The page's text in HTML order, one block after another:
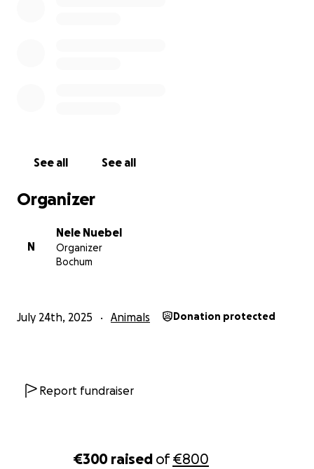
€300 raised of€800
See all See all
Organizer
N
Nele Nuebel
Organizer
Bochum
July 24th, 2025 Animals Donation protected
Report fundraiser